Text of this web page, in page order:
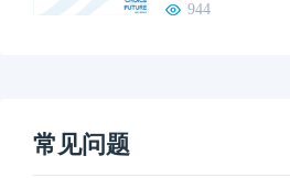
944
常见问题